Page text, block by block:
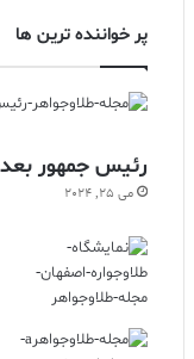
پر خواننده ترین ها
رئیس جمهور
می 25, 2024